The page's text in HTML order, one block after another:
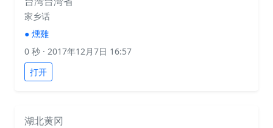
家乡话
● 燻雞
0 秒 · 2017年12月7日 16:57
打开
湖北黄冈